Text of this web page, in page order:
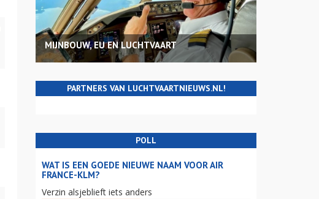
MIJNBOUW, EU EN LUCHTVAART
PARTNERS VAN LUCHTVAARTNIEUWS.NL!
POLL
WAT IS EEN GOEDE NIEUWE NAAM VOOR AIR
FRANCE-KLM?
Verzin alsjeblieft iets anders